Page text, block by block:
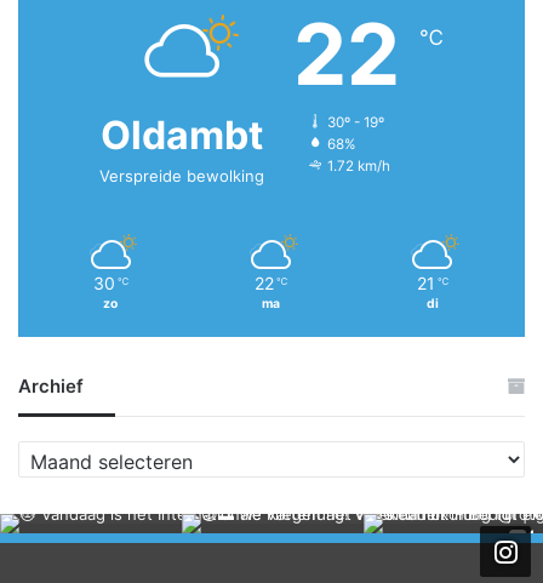
Oldambt
Verspreide bewolking
22 ℃
30º - 19º
68%
1.72 km/h
30 ℃
zo
22 ℃
ma
21 ℃
di
Archief
r
h